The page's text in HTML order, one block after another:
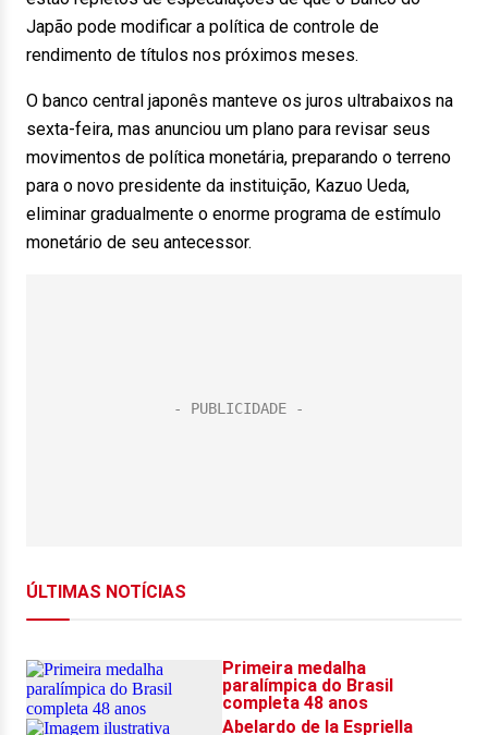
Japão pode modificar a política de controle de
rendimento de títulos nos próximos meses.
O banco central japonês manteve os juros ultrabaixos na
sexta-feira, mas anunciou um plano para revisar seus
movimentos de política monetária, preparando o terreno
para o novo presidente da instituição, Kazuo Ueda,
eliminar gradualmente o enorme programa de estímulo
monetário de seu antecessor.